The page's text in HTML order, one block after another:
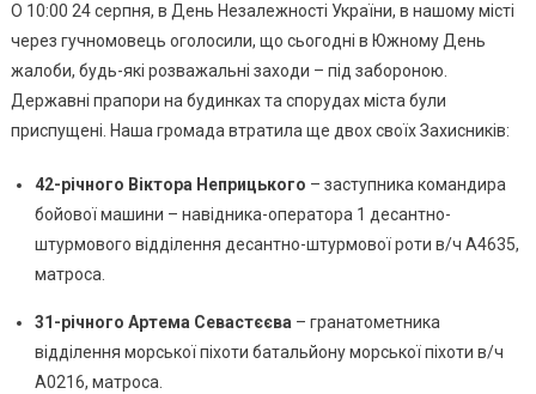
З
За
О 10:00 24 серпня, в День Незалежності України, в нашому місті
через гучномовець оголосили, що сьогодні в Южному День
жалоби, будь-які розважальні заходи – під забороною.
Державні прапори на будинках та спорудах міста були
приспущені. Наша громада втратила ще двох своїх Захисників:
42-річного Віктора Неприцького – заступника командира
бойової машини – навідника-оператора 1 десантно-
штурмового відділення десантно-штурмової роти в/ч А4635,
матроса.
31-річного Артема Севастєєва– гранатометника
відділення морської піхоти батальйону морської піхоти в/ч
А0216, матроса.